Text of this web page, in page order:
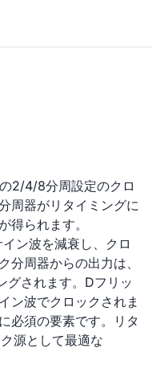
2/4/8分周設定のクロ
周器がリタイミングに
得られます。
ン波を減衰し、クロ
分周器からの出力は、
グされます。Dフリッ
ン波でクロックされま
必須の要素です。リタ
源として最適な